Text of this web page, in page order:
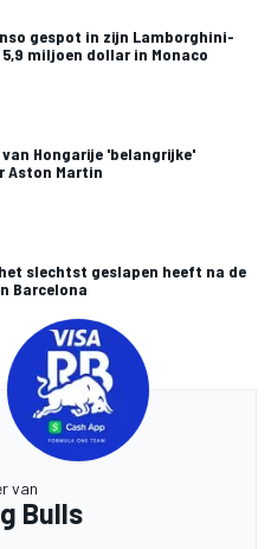
gespot in zijn Lamborghini-
miljoen dollar in Monaco
van Hongarije 'belangrijke'
Aston Martin
slechtst geslapen heeft na de
Barcelona
van
Bulls